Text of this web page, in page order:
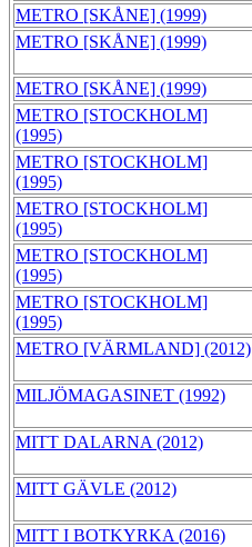
METRO [SKÅNE] (1999)
METRO [SKÅNE] (1999)
METRO [SKÅNE] (1999)
METRO [STOCKHOLM]
(1995)
METRO [STOCKHOLM]
(1995)
METRO [STOCKHOLM]
(1995)
METRO [STOCKHOLM]
(1995)
METRO [STOCKHOLM]
(1995)
METRO [VÄRMLAND] (2012)
MILJÖMAGASINET (1992)
MITT DALARNA (2012)
MITT GÄVLE (2012)
MITT I BOTKYRKA (2016)